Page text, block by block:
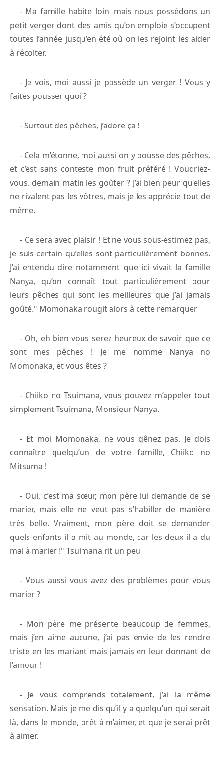
- Ma famille habite loin, mais nous possédons un
petit verger dont des amis qu’on emploie s’occupent
toutes l’année jusqu’en été où on les rejoint les aider
à récolter.
- Je vois, moi aussi je possède un verger ! Vous y
faites pousser quoi ?
- Surtout des pêches, j’adore ça !
- Cela m’étonne, moi aussi on y pousse des pêches,
et c’est sans conteste mon fruit préféré ! Voudriez-
vous, demain matin les goûter ? J’ai bien peur qu’elles
ne rivalent pas les vôtres, mais je les apprécie tout de
même.
- Ce sera avec plaisir ! Et ne vous sous-estimez pas,
je suis certain qu’elles sont particulièrement bonnes.
J’ai entendu dire notamment que ici vivait la famille
Nanya, qu’on connaît tout particulièrement pour
leurs pêches qui sont les meilleures que j’ai jamais
goûté." Momonaka rougit alors à cette remarquer
- Oh, eh bien vous serez heureux de savoir que ce
sont mes pêches ! Je me nomme Nanya no
Momonaka, et vous êtes ?
- Chiiko no Tsuimana, vous pouvez m’appeler tout
simplement Tsuimana, Monsieur Nanya.
- Et moi Momonaka, ne vous gênez pas. Je dois
connaître quelqu’un de votre famille, Chiiko no
Mitsuma !
- Oui, c’est ma sœur, mon père lui demande de se
marier, mais elle ne veut pas s’habiller de manière
très belle. Vraiment, mon père doit se demander
quels enfants il a mit au monde, car les deux il a du
mal à marier !" Tsuimana rit un peu
- Vous aussi vous avez des problèmes pour vous
marier ?
- Mon père me présente beaucoup de femmes,
mais j’en aime aucune, j’ai pas envie de les rendre
triste en les mariant mais jamais en leur donnant de
l’amour !
- Je vous comprends totalement, j’ai la même
sensation. Mais je me dis qu’il y a quelqu’un qui serait
là, dans le monde, prêt à m’aimer, et que je serai prêt
à aimer.